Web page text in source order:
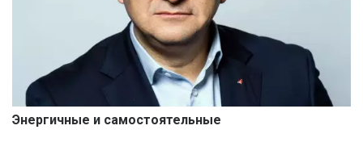
Энергичные и самостоятельные